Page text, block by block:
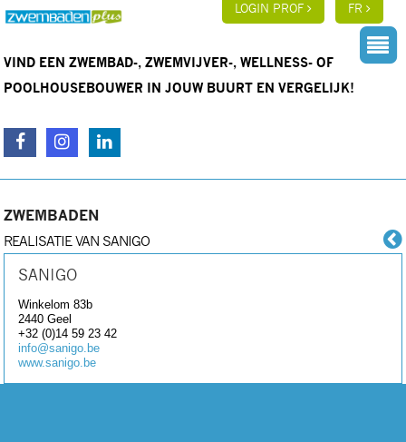
LOGIN PROF FR
VIND EEN ZWEMBAD-, ZWEMVIJVER-, WELLNESS- OF
POOLHOUSEBOUWER IN JOUW BUURT EN VERGELIJK!
ZWEMBADEN
REALISATIE VAN SANIGO
SANIGO
Winkelom 83b
2440 Geel
+32 (0)14 59 23 42
info@sanigo.be
www.sanigo.be